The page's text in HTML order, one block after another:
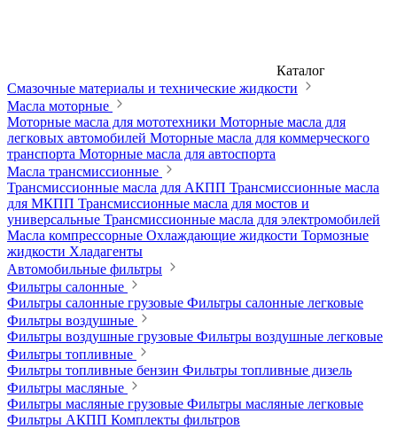
Каталог
Смазочные материалы и технические жидкости
Масла моторные
Моторные масла для мототехники Моторные масла для
легковых автомобилей Моторные масла для коммерческого
транспорта Моторные масла для автоспорта
Масла трансмиссионные
Трансмиссионные масла для АКПП Трансмиссионные масла
для МКПП Трансмиссионные масла для мостов и
универсальные Трансмиссионные масла для электромобилей
Масла компрессорные Охлаждающие жидкости Тормозные
жидкости Хладагенты
Автомобильные фильтры
Фильтры салонные
Фильтры салонные грузовые Фильтры салонные легковые
Фильтры воздушные
Фильтры воздушные грузовые Фильтры воздушные легковые
Фильтры топливные
Фильтры топливные бензин Фильтры топливные дизель
Фильтры масляные
Фильтры масляные грузовые Фильтры масляные легковые
Фильтры АКПП Комплекты фильтров